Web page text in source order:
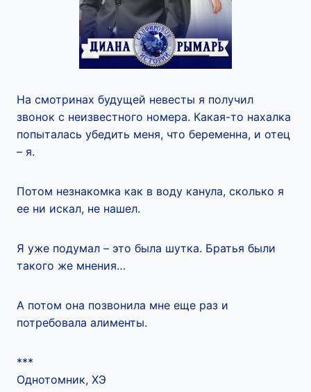
На смотринах будущей невесты я получил
звонок с неизвестного номера. Какая-то нахалка
попыталась убедить меня, что беременна, и отец
– я.
Потом незнакомка как в воду канула, сколько я
ее ни искал, не нашел.
Я уже подумал – это была шутка. Братья были
такого же мнения…
А потом она позвонила мне еще раз и
потребовала алименты.
***
Однотомник, ХЭ